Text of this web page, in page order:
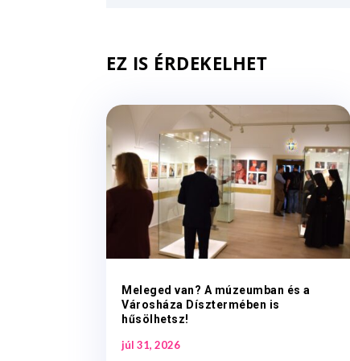
EZ IS ÉRDEKELHET
Meleged van? A múzeumban és a
Városháza Dísztermében is
hűsölhetsz!
júl 31, 2026